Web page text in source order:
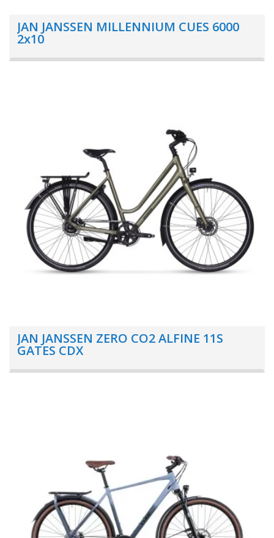
JAN JANSSEN MILLENNIUM CUES 6000
2x10
JAN JANSSEN ZERO CO2 ALFINE 11S
GATES CDX